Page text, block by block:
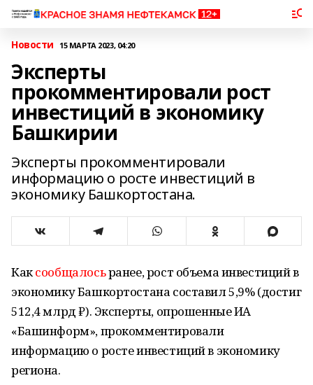
Новости 15 МАРТА 2023, 04:20
Эксперты
прокомментировали рост
инвестиций в экономику
Башкирии
Эксперты прокомментировали
информацию о росте инвестиций в
экономику Башкортостана.
Каксообщалосьранее, рост объема инвестиций в
экономику Башкортостана составил 5,9% (достиг
512,4 млрд ₽). Эксперты, опрошенные ИА
«Башинформ», прокомментировали
информацию о росте инвестиций в экономику
региона.